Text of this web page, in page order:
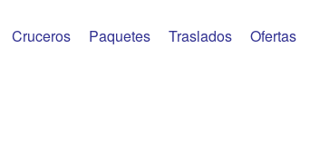
Cruceros Paquetes Traslados Ofertas